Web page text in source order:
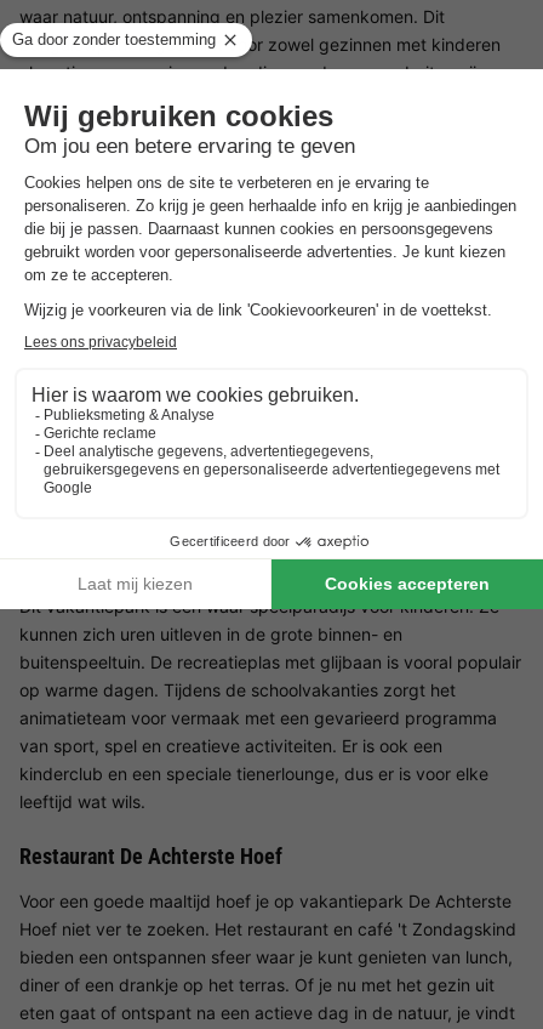
waar natuur, ontspanning en plezier samenkomen. Dit
bungalowpark is geschikt voor zowel gezinnen met kinderen
als actieve gepensioneerden die overdag graag buiten zijn en
faciliteiten en de natuurlijke omgeving voelt je vakantie hier
helemaal onbezorgd.
Faciliteiten op De Achterste Hoef
Vakantiepark De Achterste Hoef biedt je een breed scala aan
faciliteiten om je verblijf extra aangenaam te maken. Er is een
binnen- en buitenzwembad en een recreatieplas met
zandstrand. Er zijn diverse sportvelden, een 18-holes
bowlingbanen en een indoorspeeltuin. Ook zijn er goed
onderhouden sanitaire voorzieningen, een campingwinkel voor
je dagelijkse boodschappen en een snackbar voor een hapje
tussendoor. Alles is overzichtelijk, zodat je snel je weg kunt
Faciliteiten voor kinderen De Achterste Hoef
Dit vakantiepark is een waar speelparadijs voor kinderen. Ze
kunnen zich uren uitleven in de grote binnen- en
buitenspeeltuin. De recreatieplas met glijbaan is vooral populair
op warme dagen. Tijdens de schoolvakanties zorgt het
animatieteam voor vermaak met een gevarieerd programma
van sport, spel en creatieve activiteiten. Er is ook een
kinderclub en een speciale tienerlounge, dus er is voor elke
leeftijd wat wils.
Restaurant De Achterste Hoef
Voor een goede maaltijd hoef je op vakantiepark De Achterste
Hoef niet ver te zoeken. Het restaurant en café 't Zondagskind
bieden een ontspannen sfeer waar je kunt genieten van lunch,
diner of een drankje op het terras. Of je nu met het gezin uit
eten gaat of ontspant na een actieve dag in de natuur, je vindt